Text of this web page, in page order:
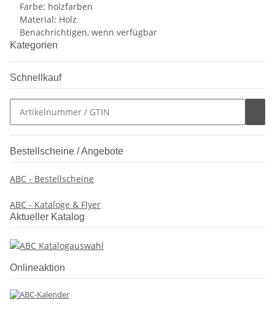
Farbe: holzfarben
Material: Holz
Benachrichtigen, wenn verfügbar
Kategorien
Schnellkauf
Bestellscheine / Angebote
ABC - Bestellscheine
ABC - Kataloge & Flyer
Aktueller Katalog
Onlineaktion